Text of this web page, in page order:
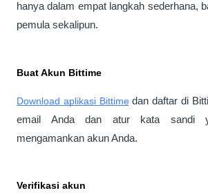
hanya dalam empat langkah sederhana,
pemula sekalipun.
Buat Akun Bittime
Download aplikasi Bittime dan daftar di
email Anda dan atur kata sandi
mengamankan akun Anda.
Verifikasi akun